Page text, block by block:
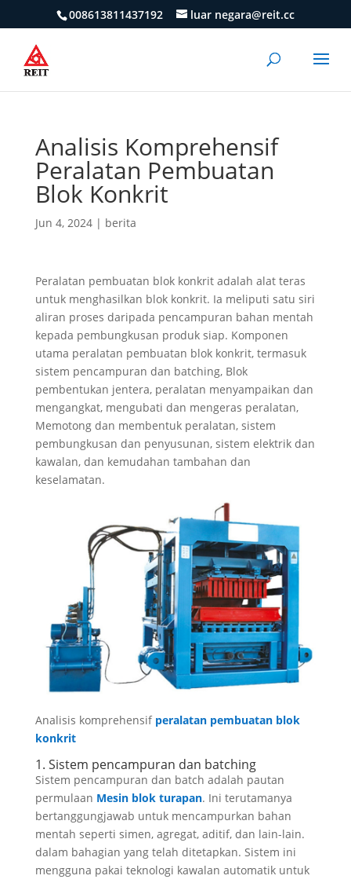
008613811437192 luar negara@reit.cc
Analisis Komprehensif
Peralatan Pembuatan
Blok Konkrit
Jun 4, 2024| berita
Peralatan pembuatan blok konkrit adalah alat teras
untuk menghasilkan blok konkrit. Ia meliputi satu siri
aliran proses daripada pencampuran bahan mentah
kepada pembungkusan produk siap. Komponen
utama peralatan pembuatan blok konkrit, termasuk
sistem pencampuran dan batching, Blok
pembentukan jentera, peralatan menyampaikan dan
mengangkat, mengubati dan mengeras peralatan,
Memotong dan membentuk peralatan, sistem
pembungkusan dan penyusunan, sistem elektrik dan
kawalan, dan kemudahan tambahan dan
keselamatan.
Analisis komprehensif peralatan pembuatan blok
konkrit
1. Sistem pencampuran dan batching
Sistem pencampuran dan batch adalah pautan
permulaan Mesin blok turapan. Ini terutamanya
bertanggungjawab untuk mencampurkan bahan
mentah seperti simen, agregat, aditif, dan lain-lain.
dalam bahagian yang telah ditetapkan. Sistem ini
mengguna pakai teknologi kawalan automatik untuk